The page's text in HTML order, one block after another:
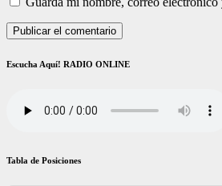
Escucha Aquí! RADIO ONLINE
Tabla de Posiciones